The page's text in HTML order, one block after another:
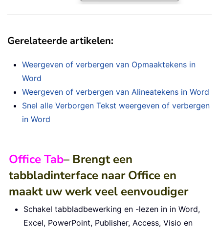
Gerelateerde artikelen:
Weergeven of verbergen van Opmaaktekens in
Word
Weergeven of verbergen van Alineatekens in Word
Snel alle Verborgen Tekst weergeven of verbergen
in Word
Office Tab– Brengt een
tabbladinterface naar Office en
maakt uw werk veel eenvoudiger
Schakel tabbladbewerking en -lezen in in Word,
Excel, PowerPoint, Publisher, Access, Visio en